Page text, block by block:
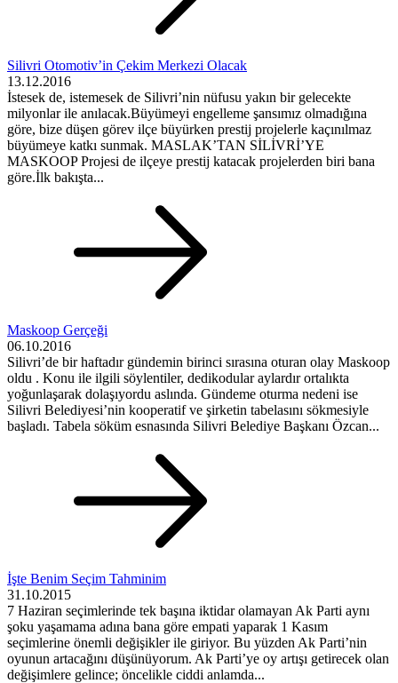
Silivri Otomotiv’in Çekim Merkezi Olacak
13.12.2016
İstesek de, istemesek de Silivri’nin nüfusu yakın bir gelecekte
milyonlar ile anılacak.Büyümeyi engelleme şansımız olmadığına
göre, bize düşen görev ilçe büyürken prestij projelerle kaçınılmaz
büyümeye katkı sunmak. MASLAK’TAN SİLİVRİ’YE
MASKOOP Projesi de ilçeye prestij katacak projelerden biri bana
göre.İlk bakışta...
Maskoop Gerçeği
06.10.2016
Silivri’de bir haftadır gündemin birinci sırasına oturan olay Maskoop
oldu . Konu ile ilgili söylentiler, dedikodular aylardır ortalıkta
yoğunlaşarak dolaşıyordu aslında. Gündeme oturma nedeni ise
Silivri Belediyesi’nin kooperatif ve şirketin tabelasını sökmesiyle
başladı. Tabela söküm esnasında Silivri Belediye Başkanı Özcan...
İşte Benim Seçim Tahminim
31.10.2015
7 Haziran seçimlerinde tek başına iktidar olamayan Ak Parti aynı
şoku yaşamama adına bana göre empati yaparak 1 Kasım
seçimlerine önemli değişikler ile giriyor. Bu yüzden Ak Parti’nin
oyunun artacağını düşünüyorum. Ak Parti’ye oy artışı getirecek olan
değişimlere gelince; öncelikle ciddi anlamda...